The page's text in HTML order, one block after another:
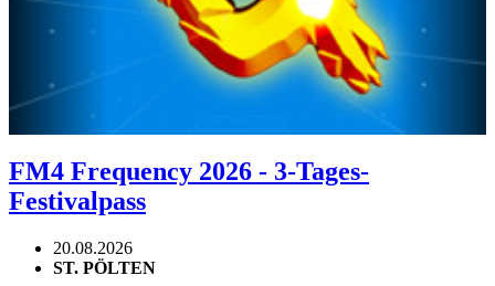
FM4 Frequency 2026 - 3-Tages-
Festivalpass
20.08.2026
ST. PÖLTEN